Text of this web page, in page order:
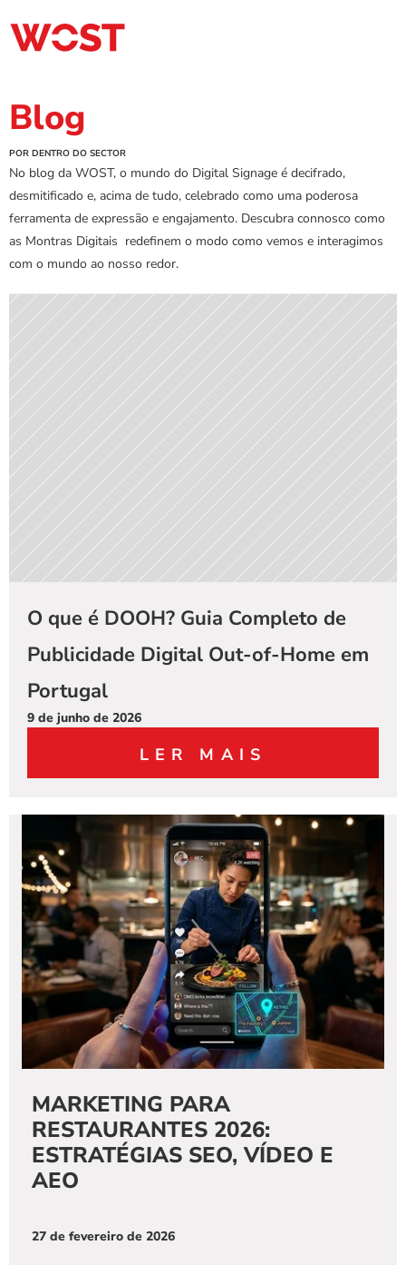
Blog
POR DENTRO DO SECTOR
No blog da WOST, o mundo do Digital Signage é decifrado,
desmitificado e, acima de tudo, celebrado como uma poderosa
ferramenta de expressão e engajamento. Descubra connosco como
as Montras Digitais  redefinem o modo como vemos e interagimos
com o mundo ao nosso redor.
O que é DOOH? Guia Completo de
Publicidade Digital Out-of-Home em
Portugal
9 de junho de 2026
LER MAIS
MARKETING PARA
RESTAURANTES 2026:
ESTRATÉGIAS SEO, VÍDEO E
AEO
27 de fevereiro de 2026